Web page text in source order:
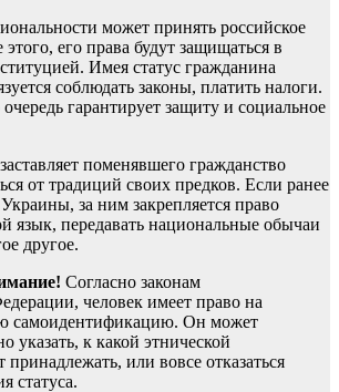
может принять российское
его права будут защищаться в
Имея статус гражданина
соблюдать законы, платить налоги.
гарантирует защиту и социальное
поменявшего гражданство
от традиций своих предков. Если ранее
за ним закрепляется право
язык, передавать национальные обычаи
другое.
Согласно законам
человек имеет право на
самоидентификацию. Он может
указать, к какой этнической
принадлежать, или вовсе отказаться
статуса.